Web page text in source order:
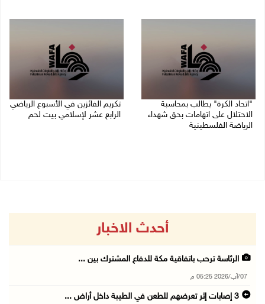
"اتحاد الكرة" يطالب بمحاسبة
الاحتلال على اتهامات بحق شهداء
الرياضة الفلسطينية
تكريم الفائزين في الأسبوع الرياضي
الرابع عشر لإسلامي بيت لحم
أحدث الاخبار
الرئاسة ترحب باتفاقية مكة للدفاع المشترك بين ...
07/آب/2026 05:25 م
3 إصابات إثر تعرضهم للطعن في الطيبة داخل أراض ...